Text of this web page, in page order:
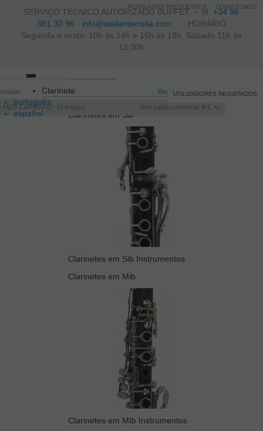
SERVIÇO TÉCNICO AUTORIZADO BUFFET -tlf. +34 96
381 30 96 · info@atelierdecelia.com HORÁRIO
Segunda a sexta: 10h às 14h e 15h às 19h. Sábado 11h às
13:30h
português
español
Registo/ Iniciar sessão
MEU CARRINHO 0 artigos Meu saldo comercial: 0 €
UTILIZADORES REGISTADOS
navigation
Clarinete
Clarinetes em Sib
Clarinetes em Sib Instrumentos
Clarinetes em Mib
Clarinetes em MIb Instrumentos
PERGUNTAS FREQUENTES QUEM SOMOS